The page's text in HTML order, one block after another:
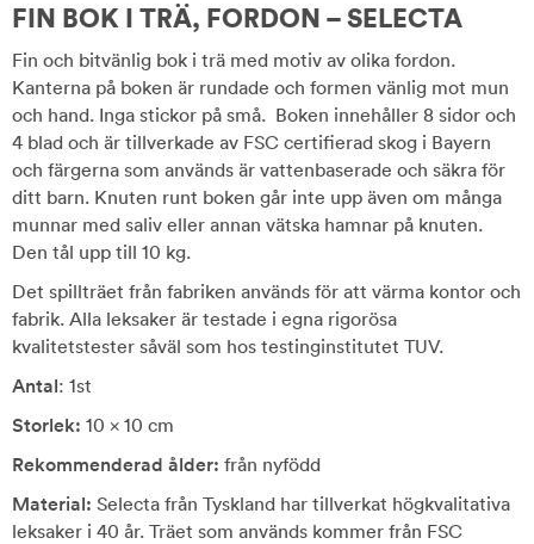
FIN BOK I TRÄ, FORDON – SELECTA
Fin och bitvänlig bok i trä med motiv av olika fordon.
Kanterna på boken är rundade och formen vänlig mot mun
och hand. Inga stickor på små. Boken innehåller 8 sidor och
4 blad och är tillverkade av FSC certifierad skog i Bayern
och färgerna som används är vattenbaserade och säkra för
ditt barn. Knuten runt boken går inte upp även om många
munnar med saliv eller annan vätska hamnar på knuten.
Den tål upp till 10 kg.
Det spillträet från fabriken används för att värma kontor och
fabrik. Alla leksaker är testade i egna rigorösa
kvalitetstester såväl som hos testinginstitutet TUV.
Antal: 1st
Storlek: 10 x 10 cm
Rekommenderad ålder: från nyfödd
Material: Selecta från Tyskland har tillverkat högkvalitativa
leksaker i 40 år. Träet som används kommer från FSC